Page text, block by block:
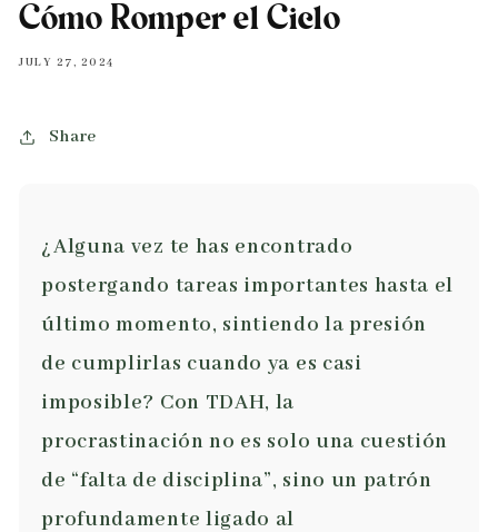
Cómo Romper el Ciclo
JULY 27, 2024
Share
¿Alguna vez te has encontrado
postergando tareas importantes hasta el
último momento, sintiendo la presión
de cumplirlas cuando ya es casi
imposible? Con TDAH, la
procrastinación no es solo una cuestión
de “falta de disciplina”, sino un patrón
profundamente ligado al